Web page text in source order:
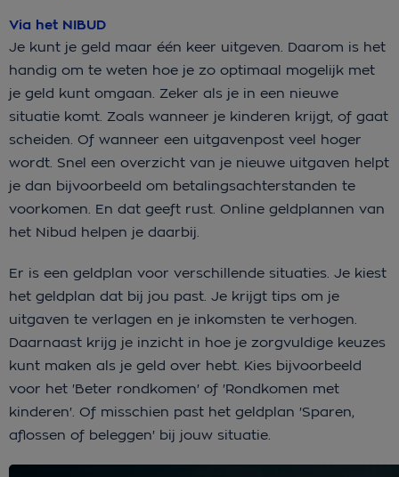
Via het NIBUD
Je kunt je geld maar één keer uitgeven. Daarom is het
handig om te weten hoe je zo optimaal mogelijk met
je geld kunt omgaan. Zeker als je in een nieuwe
situatie komt. Zoals wanneer je kinderen krijgt, of gaat
scheiden. Of wanneer een uitgavenpost veel hoger
wordt. Snel een overzicht van je nieuwe uitgaven helpt
je dan bijvoorbeeld om betalingsachterstanden te
voorkomen. En dat geeft rust. Online geldplannen van
het Nibud helpen je daarbij.
Er is een geldplan voor verschillende situaties. Je kiest
het geldplan dat bij jou past. Je krijgt tips om je
uitgaven te verlagen en je inkomsten te verhogen.
Daarnaast krijg je inzicht in hoe je zorgvuldige keuzes
kunt maken als je geld over hebt. Kies bijvoorbeeld
voor het 'Beter rondkomen' of 'Rondkomen met
kinderen'. Of misschien past het geldplan 'Sparen,
aflossen of beleggen' bij jouw situatie.